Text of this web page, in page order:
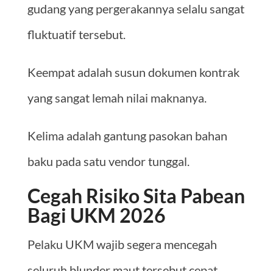
gudang yang pergerakannya selalu sangat
fluktuatif tersebut.
Keempat adalah susun dokumen kontrak
yang sangat lemah nilai maknanya.
Kelima adalah gantung pasokan bahan
baku pada satu vendor tunggal.
Cegah Risiko Sita Pabean
Bagi UKM 2026
Pelaku UKM wajib segera mencegah